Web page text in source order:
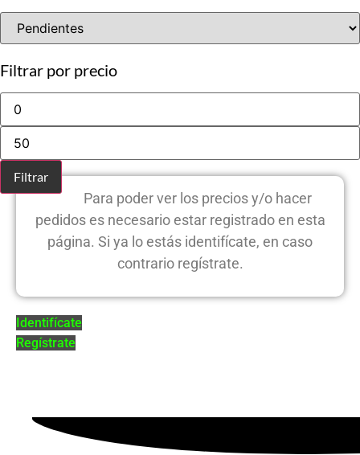
Filtrar por precio
Precio
mínimo
Precio
máximo
Filtrar
Para poder ver los precios y/o hacer
pedidos es necesario estar registrado en esta
página. Si ya lo estás identifícate, en caso
contrario regístrate.
Identifícate
Regístrate